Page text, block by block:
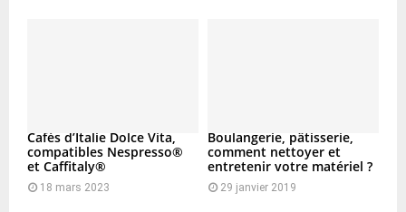
Cafés d’Italie Dolce Vita,
compatibles Nespresso®
et Caffitaly®
18 mars 2023
Boulangerie, pâtisserie,
comment nettoyer et
entretenir votre matériel ?
29 janvier 2019